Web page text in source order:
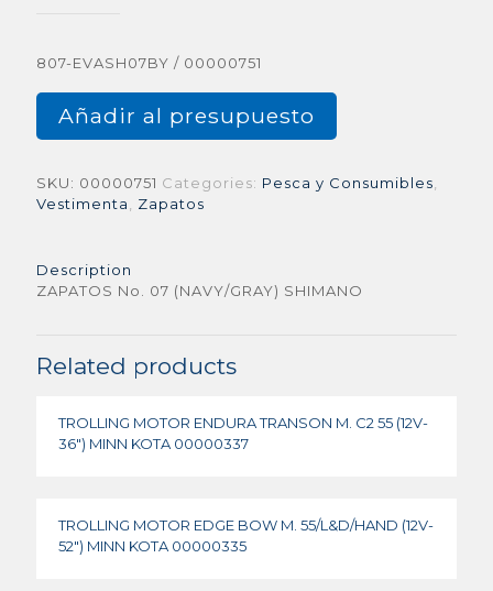
807-EVASH07BY / 00000751
Añadir al presupuesto
SKU: 00000751 Categories: Pesca y Consumibles
Vestimenta
Zapatos
Description
ZAPATOS No. 07 (NAVY/GRAY) SHIMANO
Related products
TROLLING MOTOR ENDURA TRANSON M. C2 55 (12V-
36″) MINN KOTA 00000337
TROLLING MOTOR EDGE BOW M. 55/L&D/HAND (12V-
52″) MINN KOTA 00000335